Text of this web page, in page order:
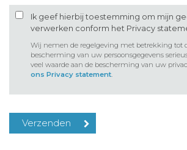
Ik geef hierbij toestemming om mijn
verwerken conform het Privacy
Wij nemen de regelgeving met betrekking tot
bescherming van uw persoonsgegevens
veel waarde aan de bescherming van uw
ons Privacy statement.